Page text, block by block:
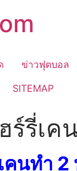
ข่าวฟุตบอล
SITEMAP
รี่เค
นทํา 2